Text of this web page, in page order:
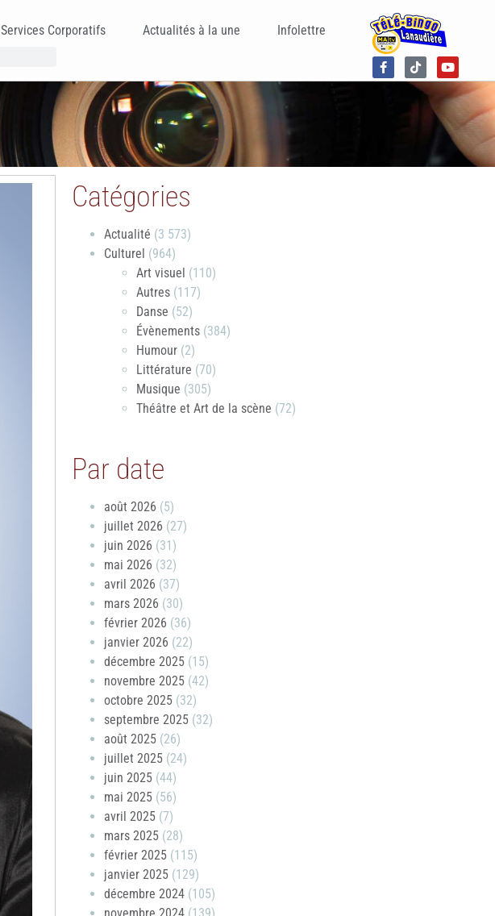
Services Corporatifs Actualités à la une Infolettre
Catégories
Actualité (3 573)
Culturel (964)
Art visuel (110)
Autres (117)
Danse (52)
Évènements (384)
Humour (2)
Littérature (70)
Musique (305)
Théâtre et Art de la scène (72)
Par date
août 2026 (5)
juillet 2026 (27)
juin 2026 (31)
mai 2026 (32)
avril 2026 (37)
mars 2026 (30)
février 2026 (36)
janvier 2026 (22)
décembre 2025 (15)
novembre 2025 (42)
octobre 2025 (32)
septembre 2025 (32)
août 2025 (26)
juillet 2025 (24)
juin 2025 (44)
mai 2025 (56)
avril 2025 (7)
mars 2025 (28)
février 2025 (115)
janvier 2025 (129)
décembre 2024 (105)